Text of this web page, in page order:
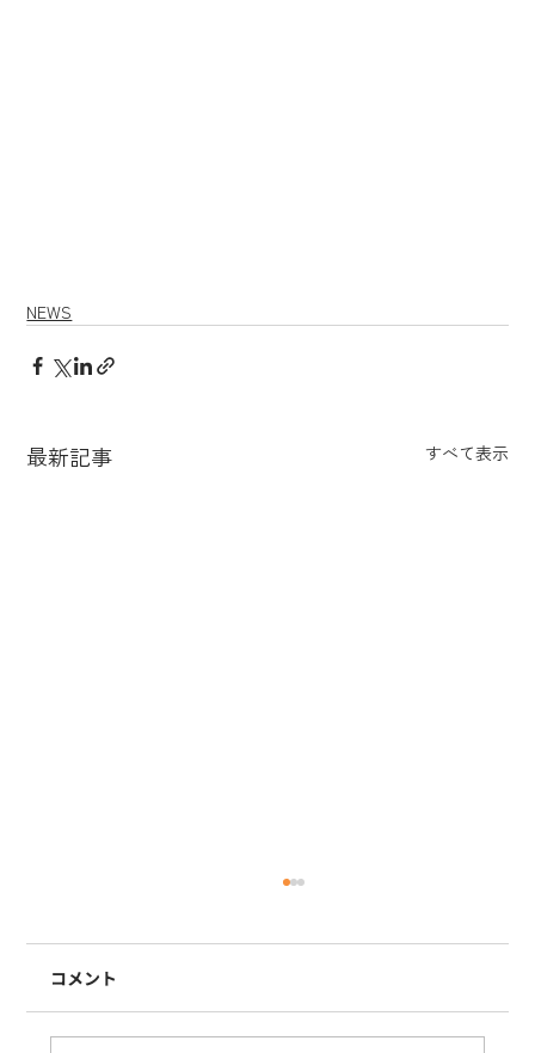
NEWS
最新記事 すべて表示
【年始のご挨拶】
コメント